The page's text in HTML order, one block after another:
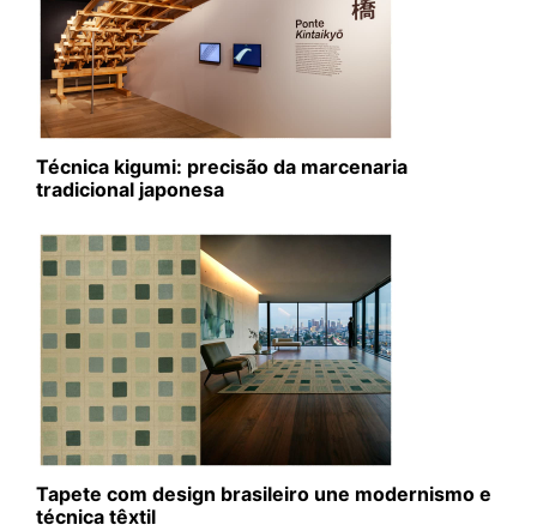
Técnica kigumi: precisão da marcenaria
tradicional japonesa
Tapete com design brasileiro une modernismo e
técnica têxtil